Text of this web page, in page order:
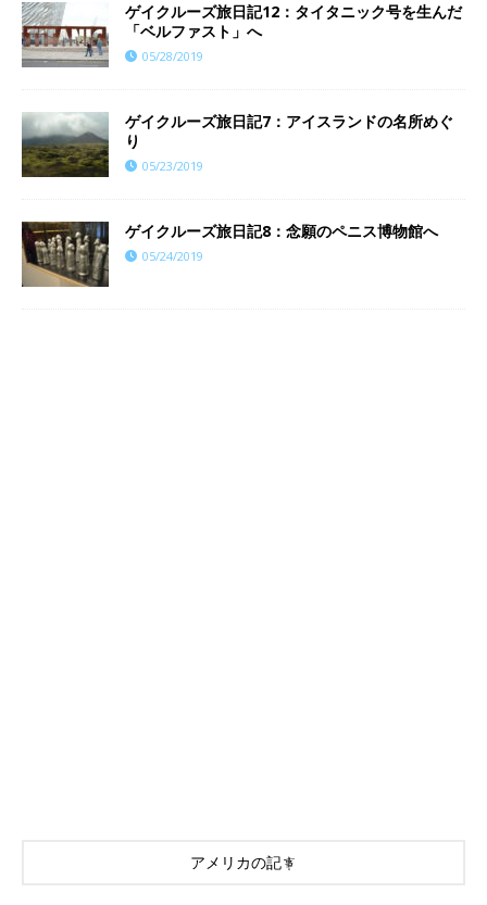
ゲイクルーズ旅日記12：タイタニック号を生んだ
「ベルファスト」へ
05/28/2019
ゲイクルーズ旅日記7：アイスランドの名所めぐ
り
05/23/2019
ゲイクルーズ旅日記8：念願のペニス博物館へ
05/24/2019
アメリカの記事